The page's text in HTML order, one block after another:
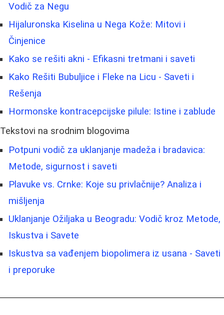
Vodič za Negu
Hijaluronska Kiselina u Nega Kože: Mitovi i
Činjenice
Kako se rešiti akni - Efikasni tretmani i saveti
Kako Rešiti Bubuljice i Fleke na Licu - Saveti i
Rešenja
Hormonske kontracepcijske pilule: Istine i zablude
Tekstovi na srodnim blogovima
Potpuni vodič za uklanjanje madeža i bradavica:
Metode, sigurnost i saveti
Plavuke vs. Crnke: Koje su privlačnije? Analiza i
mišljenja
Uklanjanje Ožiljaka u Beogradu: Vodič kroz Metode,
Iskustva i Savete
Iskustva sa vađenjem biopolimera iz usana - Saveti
i preporuke